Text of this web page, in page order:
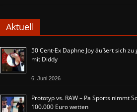
Aktuell
50 Cent-Ex Daphne Joy äußert sich
mit Diddy
6. Juni 2026
Prototyp vs. RAW – Pa Sports nimmt
100.000 Euro wetten